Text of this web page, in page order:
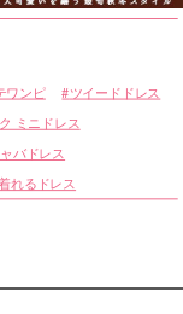
ワンピ ツイードドレス
ミニドレス
バドレス
れるドレス